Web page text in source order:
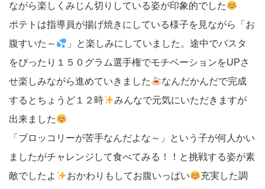
ながら楽しくみじん切りしている姿が印象的でした
ポテトは指導員が揚げ焼きにしている様子を見ながら「お
腹すいた～
」と楽しみにしていました。途中でパスタ
をぴったり１５０グラム選手権でモチベーションをUPさ
せ楽しみながら進めていきました
なんだかんだで完成
するとちょうど１２時
みんなで元気にいただきますが
出来ました
「ブロッコリーが苦手なんだよな～」という子が何人かい
ましたがチャレンジして食べてみる！！と挑戦する姿が素
敵でしたよ
おかわりもしてお腹いっぱい
充実した調